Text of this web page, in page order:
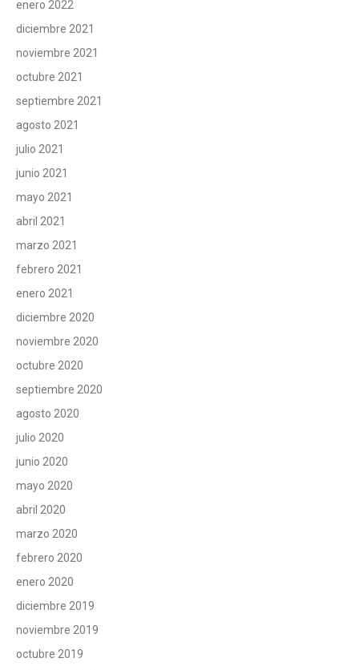
enero 2022
diciembre 2021
noviembre 2021
octubre 2021
septiembre 2021
agosto 2021
julio 2021
junio 2021
mayo 2021
abril 2021
marzo 2021
febrero 2021
enero 2021
diciembre 2020
noviembre 2020
octubre 2020
septiembre 2020
agosto 2020
julio 2020
junio 2020
mayo 2020
abril 2020
marzo 2020
febrero 2020
enero 2020
diciembre 2019
noviembre 2019
octubre 2019